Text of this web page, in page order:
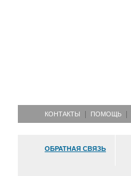
КОНТАКТЫ ПОМОЩЬ
ОБРАТНАЯ СВЯЗЬ